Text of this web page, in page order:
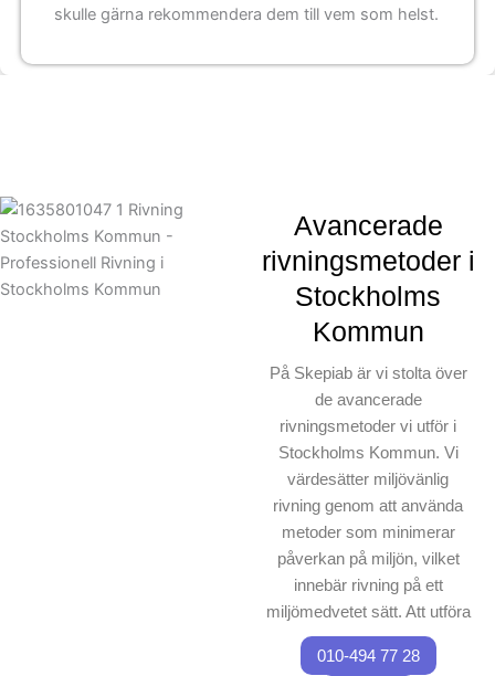
skulle gärna rekommendera dem till vem som helst.
Avancerade
rivningsmetoder i
Stockholms
Kommun
På Skepiab är vi stolta över
de avancerade
rivningsmetoder vi utför i
Stockholms Kommun. Vi
värdesätter miljövänlig
rivning genom att använda
metoder som minimerar
påverkan på miljön, vilket
innebär rivning på ett
miljömedvetet sätt. Att utföra
rivning med exakthet är vår
expertis, och vi kombinerar
010-494 77 28